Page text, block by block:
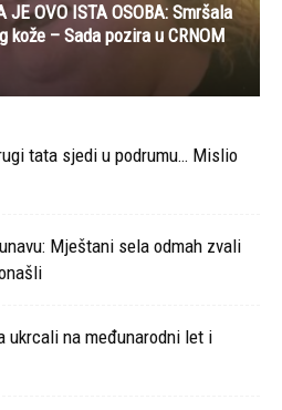
JE OVO ISTA OSOBA: Smršala
– Sada pozira u CRNOM
tata sjedi u podrumu… Mislio
Mještani sela odmah zvali
ukrcali na međunarodni let i